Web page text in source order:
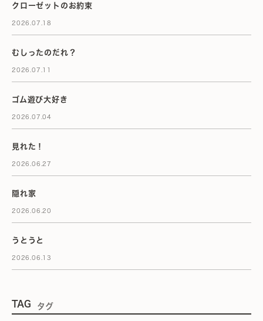
クローゼットのお約束
2026.07.18
むしったのだれ？
2026.07.11
ゴム遊び大好き
2026.07.04
見れた！
2026.06.27
隠れ家
2026.06.20
うとうと
2026.06.13
TAG タグ